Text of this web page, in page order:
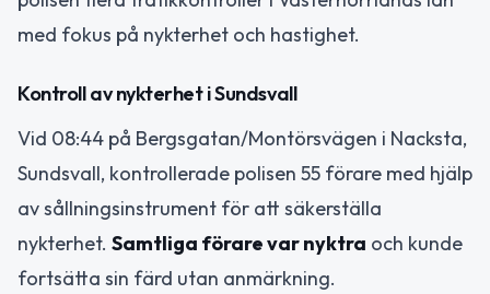
med fokus på nykterhet och hastighet.
Kontroll av nykterhet i Sundsvall
Vid 08:44 på Bergsgatan/Montörsvägen i Nacksta,
Sundsvall, kontrollerade polisen 55 förare med hjälp
av sållningsinstrument för att säkerställa
nykterhet. Samtliga förare var nyktra och kunde
fortsätta sin färd utan anmärkning.